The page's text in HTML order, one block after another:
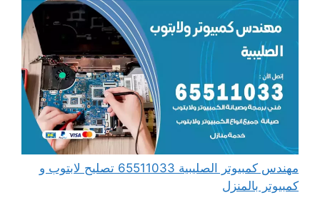
مهندس كمبيوتر الصليبية 65511033 تصليح لابتوب و
كمبيوتر بالمنزل